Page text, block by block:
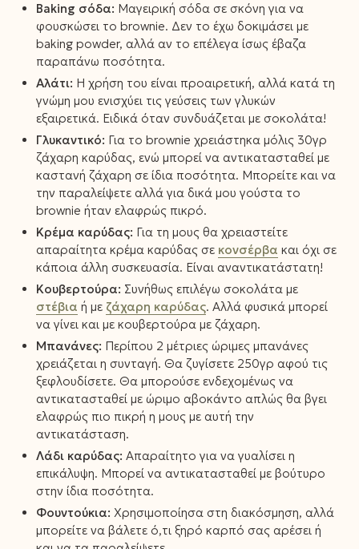
Βaking σόδα: Μαγειρική σόδα σε σκόνη για να
φουσκώσει το brownie. Δεν το έχω δοκιμάσει με
baking powder, αλλά αν το επέλεγα ίσως έβαζα
παραπάνω ποσότητα.
Αλάτι: Η χρήση του είναι προαιρετική, αλλά κατά τη
γνώμη μου ενισχύει τις γεύσεις των γλυκών
εξαιρετικά. Ειδικά όταν συνδυάζεται με σοκολάτα!
Γλυκαντικό: Για το brownie χρειάστηκα μόλις 30γρ
ζάχαρη καρύδας, ενώ μπορεί να αντικατασταθεί με
καστανή ζάχαρη σε ίδια ποσότητα. Μπορείτε και να
την παραλείψετε αλλά για δικά μου γούστα το
brownie ήταν ελαφρώς πικρό.
Κρέμα καρύδας: Για τη μους θα χρειαστείτε
απαραίτητα κρέμα καρύδας σε κονσέρβα και όχι σε
κάποια άλλη συσκευασία. Είναι αναντικατάστατη!
Κουβερτούρα: Συνήθως επιλέγω σοκολάτα με
στέβια ή με ζάχαρη καρύδας. Αλλά φυσικά μπορεί
να γίνει και με κουβερτούρα με ζάχαρη.
Μπανάνες: Περίπου 2 μέτριες ώριμες μπανάνες
χρειάζεται η συνταγή. Θα ζυγίσετε 250γρ αφού τις
ξεφλουδίσετε. Θα μπορούσε ενδεχομένως να
αντικατασταθεί με ώριμο αβοκάντο απλώς θα βγει
ελαφρώς πιο πικρή η μους με αυτή την
αντικατάσταση.
Λάδι καρύδας: Απαραίτητο για να γυαλίσει η
επικάλυψη. Μπορεί να αντικατασταθεί με βούτυρο
στην ίδια ποσότητα.
Φουντούκια: Χρησιμοποίησα στη διακόσμηση, αλλά
μπορείτε να βάλετε ό,τι ξηρό καρπό σας αρέσει ή